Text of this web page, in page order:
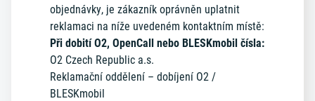
objednávky, je zákazník oprávněn uplatnit
reklamaci na níže uvedeném kontaktním místě:
Při dobití O2, OpenCall nebo BLESKmobil čísla:
O2 Czech Republic a.s.
Reklamační oddělení – dobíjení O2 /
BLESKmobil